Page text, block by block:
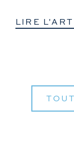
LIRE